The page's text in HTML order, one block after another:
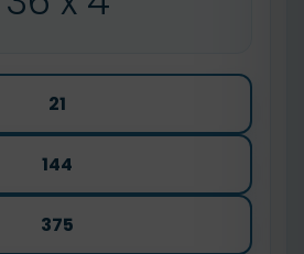
21
144
375